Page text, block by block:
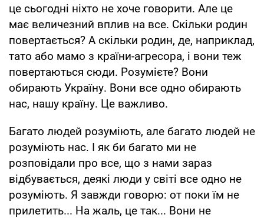
це сьогодні ніхто не хоче говорити. Але це
має величезний вплив на все. Скільки родин
повертається? А скільки родин, де, наприклад,
тато або мамо з країни-агресора, і вони теж
повертаються сюди. Розумієте? Вони
обирають Україну. Вони все одно обирають
нас, нашу країну. Це важливо.
Багато людей розуміють, але багато людей не
розуміють нас. І як би багато ми не
розповідали про все, що з нами зараз
відбувається, деякі люди у світі все одно не
розуміють. Я завжди говорю: от поки їм не
прилетить... На жаль, це так... Вони не